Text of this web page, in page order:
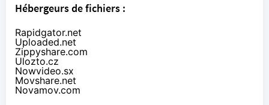
Hébergeurs de fichiers :
Rapidgator.net
Uploaded.net
Zippyshare.com
Ulozto.cz
Nowvideo.sx
Movshare.net
Novamov.com